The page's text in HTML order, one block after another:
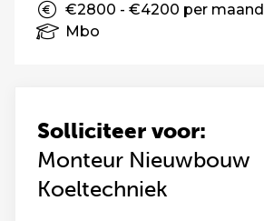
Solliciteer voor:
Monteur Nieuwbouw
Koeltechniek
€2800 - €4200 per maand
Mbo